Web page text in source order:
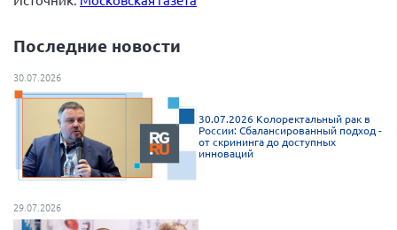
Нижегородская область
Новгородская область
Новосибирская область
Омская область
Оренбургская область
Республика Башкортостан
Последние новости
30.07.2026
30.07.2026 Колоректальный рак в
России: Сбалансированный подход -
от скрининга до доступных
инноваций
29.07.2026